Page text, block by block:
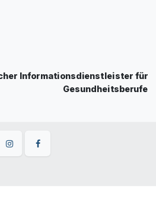
Informationsdienstleister für
Gesundheitsberufe